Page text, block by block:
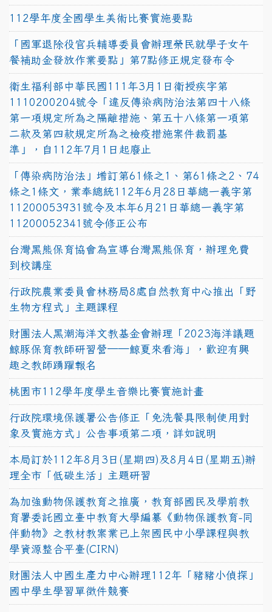
112學年度全國學生美術比賽實施要點
「國軍退除役官兵輔導委員會辦理榮民就學子女午
餐補助金發放作業要點」第7點修正規定發布令
衛生福利部中華民國111年3月1日衛授疾字第
1110200204號令「違反傳染病防治法第四十八條
第一項規定所為之隔離措施、第五十八條第一項第
二款及第四款規定所為之檢疫措施案件裁罰基
準」，自112年7月1日起廢止
「傳染病防治法」增訂第61條之1、第61條之2、74
條之1條文，業奉總統112年6月28日華總一義字第
11200053931號令及本年6月21日華總一義字第
11200052341號令修正公布
台灣黑熊保育協會為宣導台灣黑熊保育，辦理免費
到校講座
行政院農業委員會林務局8處自然教育中心推出「野
生物方程式」主題課程
財團法人黑潮海洋文教基金會辦理「2023海洋議題
鯨豚保育教師研習營──鯨夏來看海」，歡迎有興
趣之教師踴躍報名
桃園市112學年度學生音樂比賽實施計畫
行政院環境保護署公告修正「免洗餐具限制使用對
象及實施方式」公告事項第二項，詳如說明
本局訂於112年8月3日(星期四)及8月4日(星期五)辦
理全市「低碳生活」主題研習
為加強動物保護教育之推廣，教育部國民及學前教
育署委託國立臺中教育大學編纂《動物保護教育-同
伴動物》之教材教案業已上架國民中小學課程與教
學資源整合平臺(CIRN)
財團法人中國生產力中心辦理112年「豬豬小偵探」
國中學生學習單徵件競賽